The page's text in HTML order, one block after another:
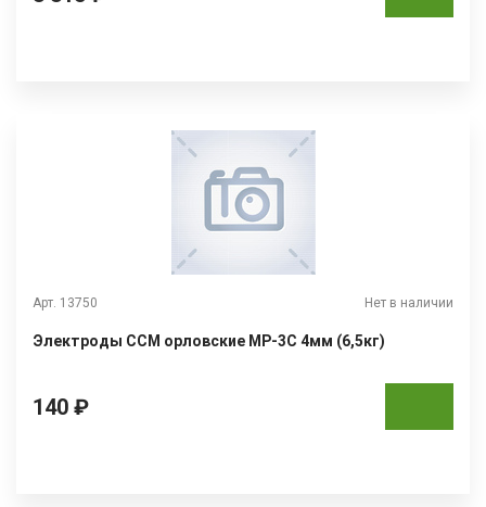
Арт. 13750 Нет в наличии
Электроды ССМ орловские МР-3С 4мм (6,5кг)
140 ₽